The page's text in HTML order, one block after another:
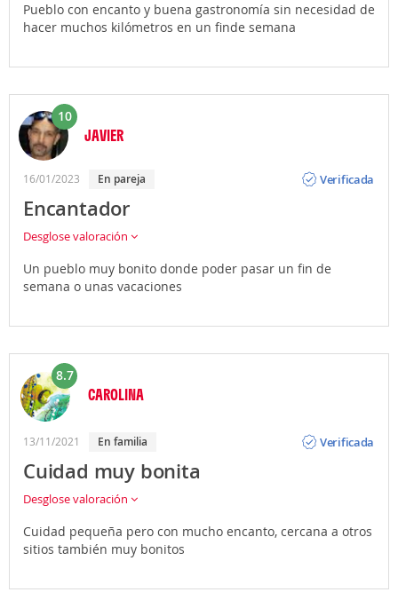
Pueblo con encanto y buena gastronomía sin necesidad de
hacer muchos kilómetros en un finde semana
10
JAVIER
16/01/2023 En pareja
Verificada
Encantador
Desglose valoración
Un pueblo muy bonito donde poder pasar un fin de
semana o unas vacaciones
8.7
CAROLINA
13/11/2021 En familia
Verificada
Cuidad muy bonita
Desglose valoración
Cuidad pequeña pero con mucho encanto, cercana a otros
sitios también muy bonitos